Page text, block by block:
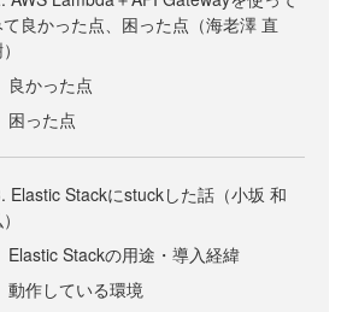
良かった点、困った点（海老澤 直
良かった点
困った点
Elastic Stackにstuckした話（小坂 和
Elastic Stackの用途・導入経緯
動作している環境